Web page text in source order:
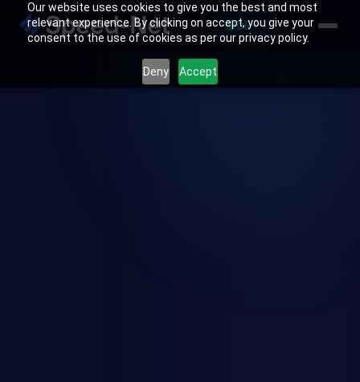
Our website uses cookies to give you the best and most
relevant experience. By clicking on accept, you give your
consent to the use of cookies as per our privacy policy.
Deny Accept
DE